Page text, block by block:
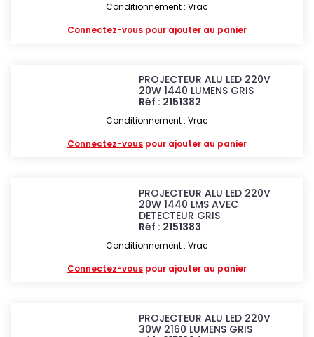
Conditionnement : Vrac
Connectez-vous pour ajouter au panier
PROJECTEUR ALU LED 220V
20W 1440 LUMENS GRIS
Réf : 2151382
Conditionnement : Vrac
Connectez-vous pour ajouter au panier
PROJECTEUR ALU LED 220V
20W 1440 LMS AVEC
DETECTEUR GRIS
Réf : 2151383
Conditionnement : Vrac
Connectez-vous pour ajouter au panier
PROJECTEUR ALU LED 220V
30W 2160 LUMENS GRIS